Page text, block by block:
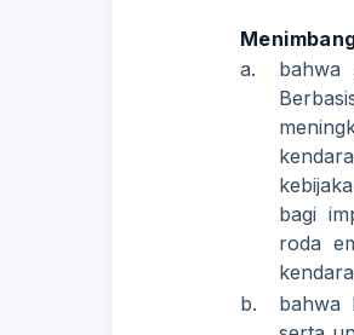
a.
bahwa
bagi
roda
b.
bahwa